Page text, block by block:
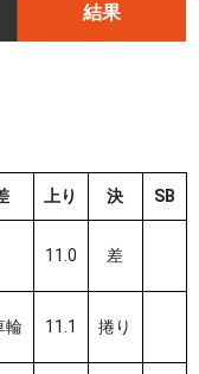
結果
上り 決 SB
11.0 差
輪 11.1 捲り